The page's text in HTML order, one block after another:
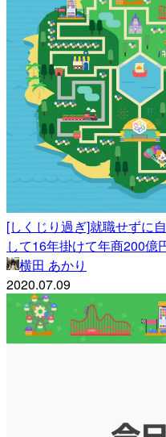
[しくじり過ぎ]就職せずに
して16年掛けて年商200億
横田 あかり
2020.07.09